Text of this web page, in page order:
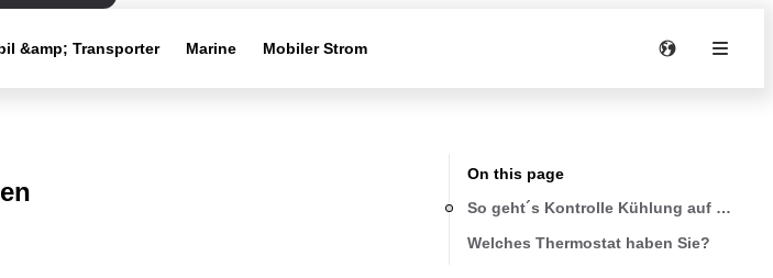
&amp; Transporter Marine Mobiler Strom
On this page
So geht´s Kontrolle Kühlung auf
Welches Thermostat haben Sie?